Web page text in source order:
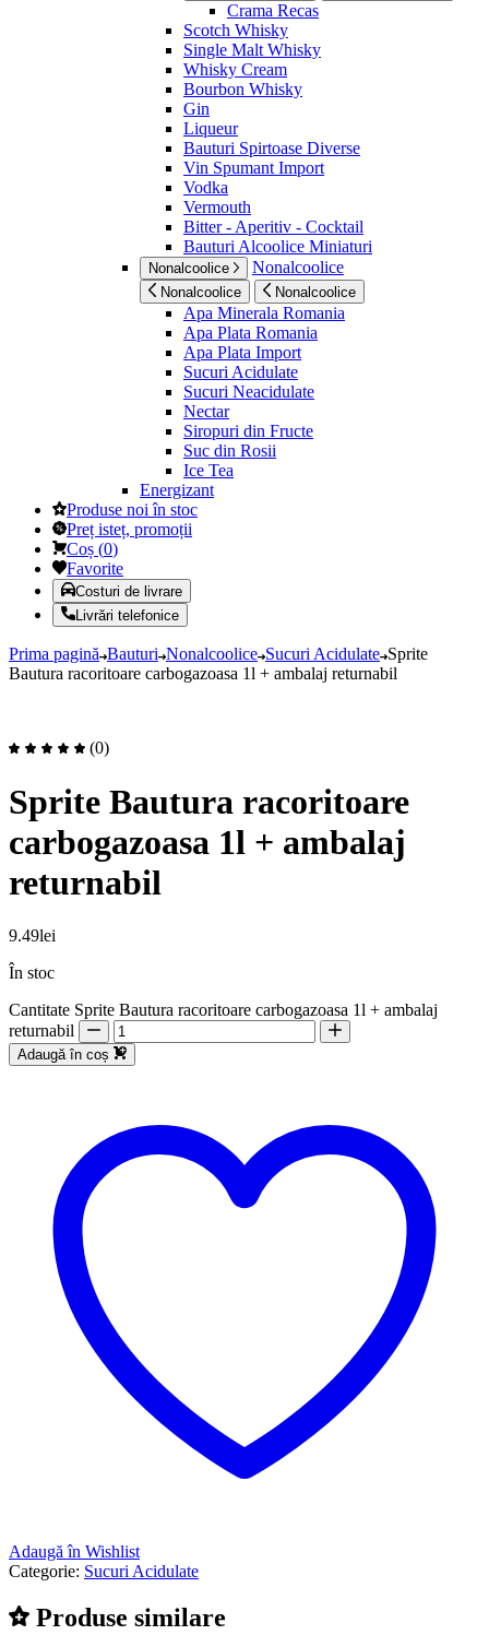
Crama Recas
Scotch Whisky
Single Malt Whisky
Whisky Cream
Bourbon Whisky
Gin
Liqueur
Bauturi Spirtoase Diverse
Vin Spumant Import
Vodka
Vermouth
Bitter - Aperitiv - Cocktail
Bauturi Alcoolice Miniaturi
Nonalcoolice Nonalcoolice
Nonalcoolice Nonalcoolice
Apa Minerala Romania
Apa Plata Romania
Apa Plata Import
Sucuri Acidulate
Sucuri Neacidulate
Nectar
Siropuri din Fructe
Suc din Rosii
Ice Tea
Energizant
Produse noi în stoc
Preț isteț, promoții
Coș (0)
Favorite
Costuri de livrare
Livrări telefonice
Prima pagină Bauturi Nonalcoolice Sucuri Acidulate Sprite
Bautura racoritoare carbogazoasa 1l + ambalaj returnabil
(0)
Sprite Bautura racoritoare
carbogazoasa 1l + ambalaj
returnabil
9.49lei
În stoc
Cantitate Sprite Bautura racoritoare carbogazoasa 1l + ambalaj
returnabil
Adaugă în coș
Adaugă în Wishlist
Categorie: Sucuri Acidulate
Produse similare